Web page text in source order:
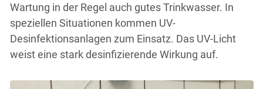
Wartung in der Regel auch gutes Trinkwasser. In
speziellen Situationen kommen UV-
Desinfektionsanlagen zum Einsatz. Das UV-Licht
weist eine stark desinfizierende Wirkung auf.